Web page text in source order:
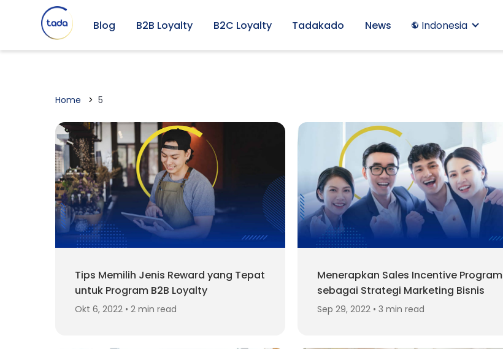
Blog B2B Loyalty B2C Loyalty Tadakado News Indonesia
Home 5
Tips Memilih Jenis Reward yang Tepat
untuk Program B2B Loyalty
Okt 6, 2022 • 2 min read
Menerapkan Sales Incentive Program
sebagai Strategi Marketing Bisnis
Sep 29, 2022 • 3 min read